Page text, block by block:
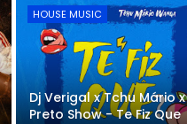
HOUSE MUSIC
Dj Verigal x Tchu Mário x
Preto Show - Te Fiz Que